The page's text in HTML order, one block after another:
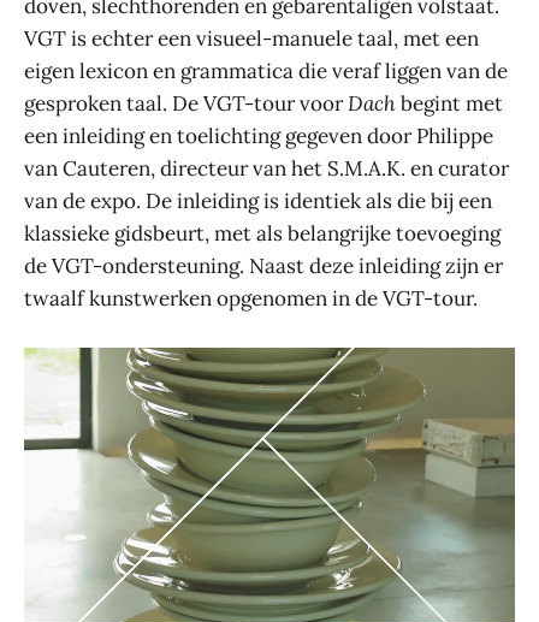
doven, slechthorenden en gebarentaligen volstaat.
VGT is echter een visueel-manuele taal, met een
eigen lexicon en grammatica die veraf liggen van de
gesproken taal. De VGT-tour voorDachbegint met
een inleiding en toelichting gegeven door Philippe
van Cauteren, directeur van het S.M.A.K. en curator
van de expo. De inleiding is identiek als die bij een
klassieke gidsbeurt, met als belangrijke toevoeging
de VGT-ondersteuning. Naast deze inleiding zijn er
twaalf kunstwerken opgenomen in de VGT-tour.